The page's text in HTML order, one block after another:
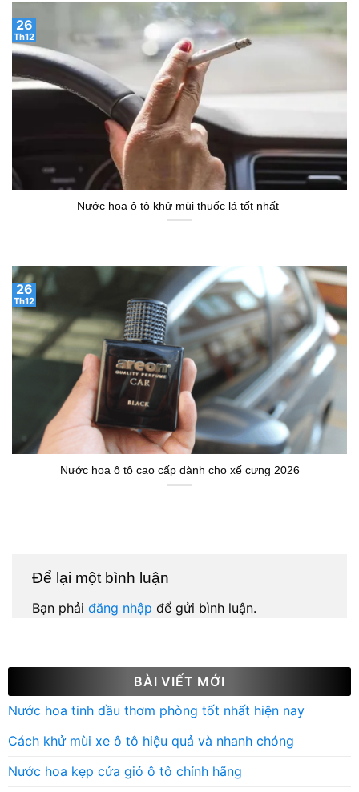
Nước hoa ô tô khử mùi thuốc lá tốt nhất
26
Th12
Nước hoa ô tô cao cấp dành cho xế cưng 2026
26
Th12
Để lại một bình luận
Bạn phải đăng nhập để gửi bình luận.
BÀI VIẾT MỚI
Nước hoa tinh dầu thơm phòng tốt nhất hiện nay
Cách khử mùi xe ô tô hiệu quả và nhanh chóng
Nước hoa kẹp cửa gió ô tô chính hãng